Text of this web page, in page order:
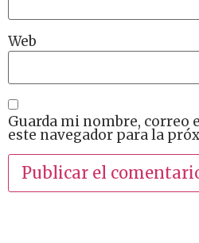
Web
Guarda mi nombre, correo
este navegador para la